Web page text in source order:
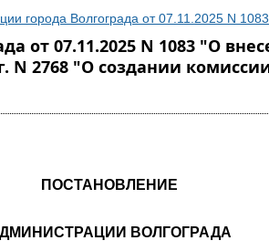
города Волгограда от 07.11.2025 N 1083
от 07.11.2025 N 1083 "О
N 2768 "О создании
ПОСТАНОВЛЕНИЕ
ВОЛГОГРАДА